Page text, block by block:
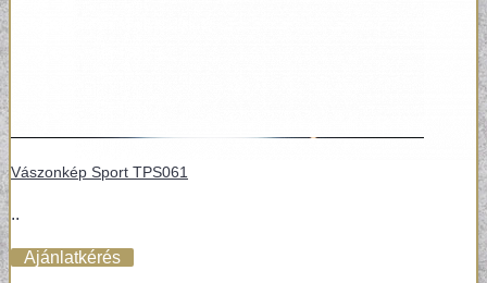
Vászonkép Sport TPS061
..
Ajánlatkérés